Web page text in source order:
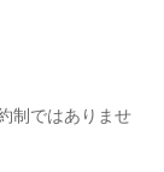
ではありませ